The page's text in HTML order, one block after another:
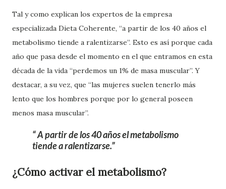
Tal y como explican los expertos de la empresa
especializada Dieta Coherente, “a partir de los 40 años el
metabolismo tiende a ralentizarse”. Esto es así porque cada
año que pasa desde el momento en el que entramos en esta
década de la vida “perdemos un 1% de masa muscular”. Y
destacar, a su vez, que “las mujeres suelen tenerlo más
lento que los hombres porque por lo general poseen
menos masa muscular”.
A partir de los 40 años el metabolismo
tiende a ralentizarse.
¿Cómo activar el metabolismo?